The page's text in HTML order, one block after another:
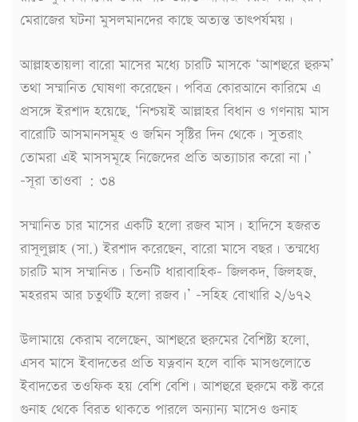
মেরাজের ঘটনা মুসলমানদের কাছে অত্যন্ত তাৎপর্যময়।
আল্লাহতায়লা বারো মাসের মধ্যে চারটি মাসকে ‘আশহুরে হুরুম’
তথা সম্মানিত ঘোষণা করেছেন। পবিত্র কোরআনে কারিমে এ
প্রসঙ্গে ইরশাদ হয়েছে, ‘নিশ্চয়ই আল্লাহর বিধান ও গণনায় মাস
বারোটি আসমানসমূহ ও জমিন সৃষ্টির দিন থেকে। সুতরাং
তোমরা এই মাসসমূহে নিজেদের প্রতি অত্যাচার করো না।’
-সূরা তাওবা : ৩৪
সম্মানিত চার মাসের একটি হলো রজব মাস। হাদিসে হজরত
রাসূলুল্লাহ (সা.) ইরশাদ করেছেন, বারো মাসে বছর। তন্মধ্যে
চারটি মাস সম্মানিত। তিনটি ধারাবাহিক- জিলকদ, জিলহজ,
মহররম আর চতুর্থটি হলো রজব।’ –সহিহ বোখারি ২/৬৭২
উলামায়ে কেরাম বলেছেন, আশহুরে হুরুমের বৈশিষ্ট্য হলো,
এসব মাসে ইবাদতের প্রতি যত্নবান হলে বাকি মাসগুলোতে
ইবাদতের তওফিক হয় বেশি বেশি। আশহুরে হুরুমে কষ্ট করে
গুনাহ থেকে বিরত থাকতে পারলে অন্যান্য মাসেও গুনাহ